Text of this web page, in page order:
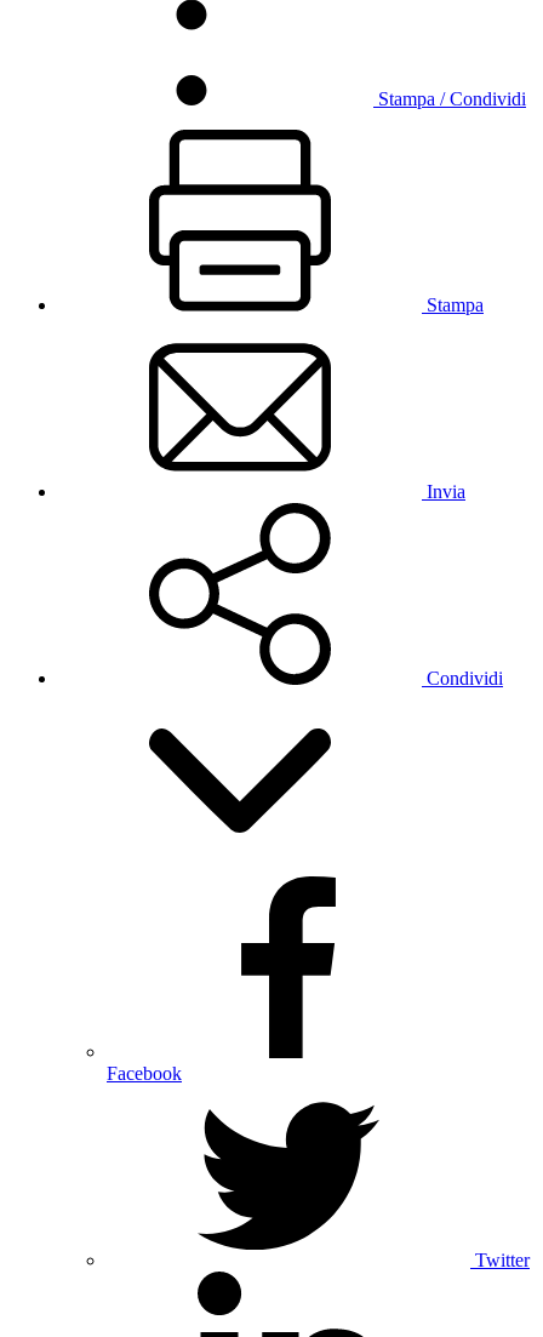
Stampa / Condividi
Stampa
Invia
Condividi
Facebook
Twitter